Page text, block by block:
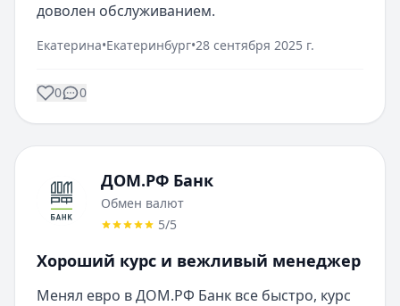
доволен обслуживанием.
Екатерина•Екатеринбург•28 сентября 2025 г.
0 0
ДОМ.РФ Банк
Обмен валют
5/5
Хороший курс и вежливый менеджер
Менял евро в ДОМ.РФ Банк все быстро, курс